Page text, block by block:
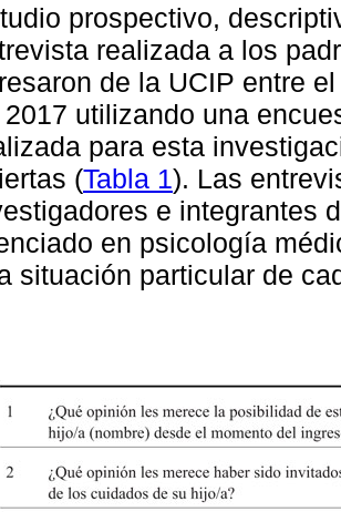
prospectivo,
realizada a los
de la UCIP entre
2017 utilizando una
para esta
(Tabla 1). Las
e integrantes
en psicología
situación particular de